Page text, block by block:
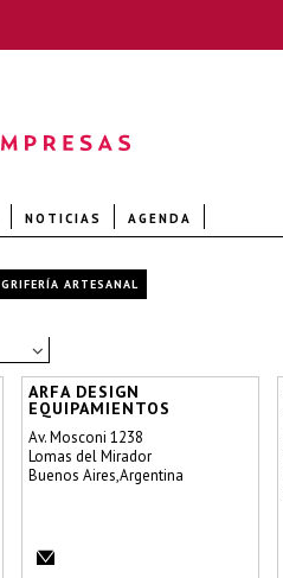
NOTICIAS AGENDA
GRIFERÍA ARTESANAL
ARFA DESIGN
EQUIPAMIENTOS
Av. Mosconi 1238
Lomas del Mirador
Buenos Aires,Argentina